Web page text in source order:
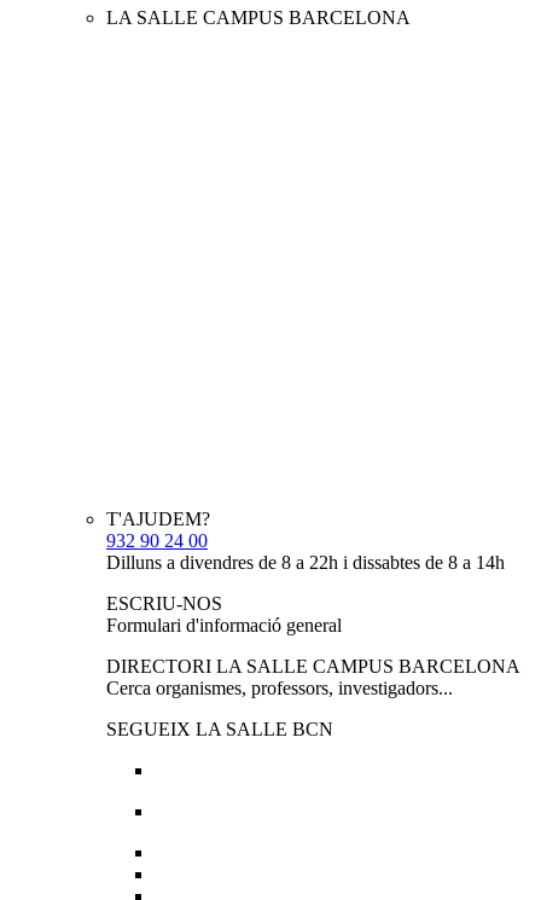
LA SALLE CAMPUS BARCELONA
T'AJUDEM?
932 90 24 00
Dilluns a divendres de 8 a 22h i dissabtes de 8 a 14h
ESCRIU-NOS
Formulari d'informació general
DIRECTORI LA SALLE CAMPUS BARCELONA
Cerca organismes, professors, investigadors...
SEGUEIX LA SALLE BCN